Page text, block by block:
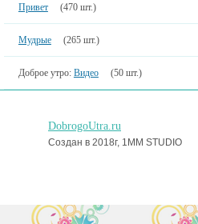
Привет (470 шт.)
Мудрые (265 шт.)
Доброе утро: Видео (50 шт.)
DobrogoUtra.ru
Создан в 2018г, 1MM STUDIO